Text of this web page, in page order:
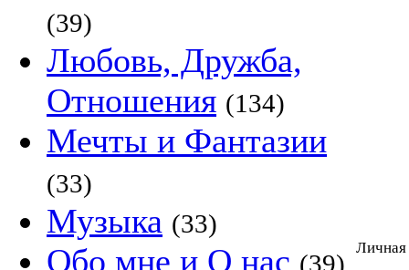
(39)
Любовь, Дружба,
Отношения (134)
Мечты и Фантазии
(33)
Музыка (33)
Обо мне и О нас (39)
Личная